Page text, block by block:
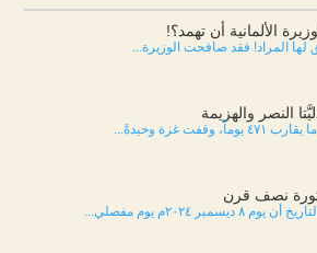
الألمانية أن تهمد؟!
لها المراد! فقد صافحت الوزيرة...
النصر والهزيمة
وقفت غزة وحيدةً...
نصف قرن
٨ ديسمبر ٢٠٢٤م يوم مفصلي...